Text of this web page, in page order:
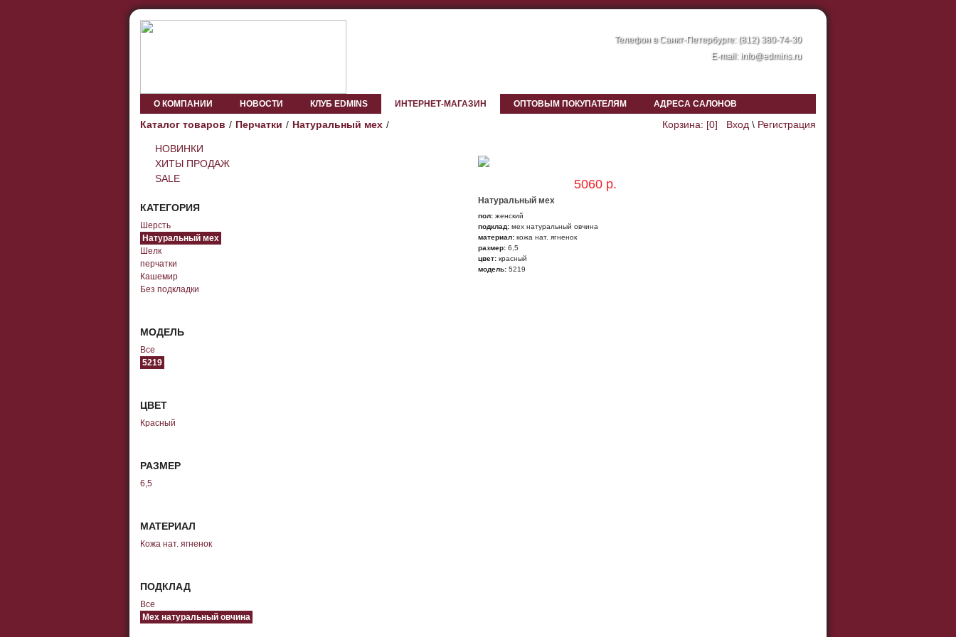
Телефон в Санкт-Петербурге: (812) 380-74-30
E-mail: info@edmins.ru
О КОМПАНИИ НОВОСТИ КЛУБ EDMINS ИНТЕРНЕТ-МАГАЗИН ОПТОВЫМ ПОКУПАТЕЛЯМ АДРЕСА САЛОНОВ
Корзина: [0] Вход \ Регистрация
Каталог товаров Перчатки Натуральный мех
НОВИНКИ
ХИТЫ ПРОДАЖ
SALE
КАТЕГОРИЯ
Шерсть
Натуральный мех
Шелк
перчатки
Кашемир
Без подкладки
МОДЕЛЬ
Все
5219
ЦВЕТ
Красный
РАЗМЕР
6,5
МАТЕРИАЛ
Кожа нат. ягненок
ПОДКЛАД
Все
Мех натуральный овчина
5060 р.
Натуральный мех
пол: женский
подклад: мех натуральный овчина
материал: кожа нат. ягненок
размер: 6,5
цвет: красный
модель: 5219